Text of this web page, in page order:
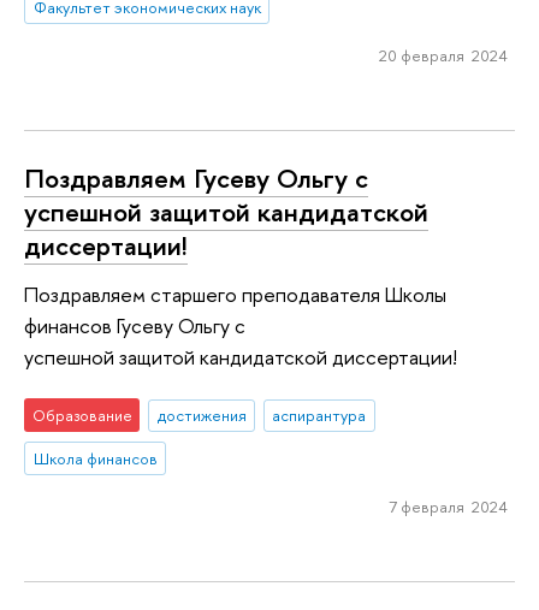
Факультет экономических наук
20 февраля 2024
Поздравляем Гусеву Ольгу с
успешной защитой кандидатской
диссертации!
Поздравляем старшего преподавателя Школы
финансов Гусеву Ольгу с
успешной защитой кандидатской диссертации!
Образование достижения
аспирантура
Школа финансов
7 февраля 2024